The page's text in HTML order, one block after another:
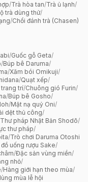
/Trà hòa tan/Trà ủ lạnh/
trà dùng thử/
/Chổi đánh trà (Chasen)
/Guốc gỗ Geta/
/Búp bê Daruma/
/Xăm bói Omikuji/
/Quạt xếp/
trí/Chuông gió Furin/
/Búp bê Gosho/
/Mặt nạ quỷ Oni/
dệt thủ công/
Thư pháp Nhật Bản Shodō/
thư pháp/
/Trò chơi Daruma Otoshi
đồ uống rượu Sake/
/Đặc sản vùng miền/
nhỏ/
/Hàng giới hạn theo mùa/
mùa lễ hội